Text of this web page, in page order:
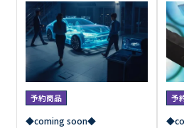
予約商品
◆coming soon◆
予